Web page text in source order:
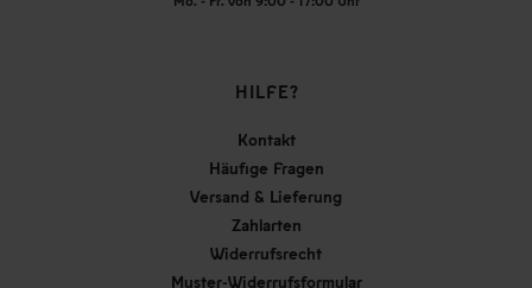
HILFE?
Kontakt
Häufige Fragen
Versand & Lieferung
Zahlarten
Widerrufsrecht
Muster-Widerrufsformular